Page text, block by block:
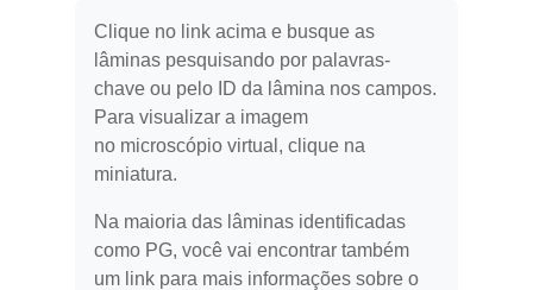
Clique no link acima e busque as
lâminas pesquisando por palavras-
chave ou pelo ID da lâmina nos campos.
Para visualizar a imagem
no microscópio virtual, clique na
miniatura.
Na maioria das lâminas identificadas
como PG, você vai encontrar também
um link para mais informações sobre o